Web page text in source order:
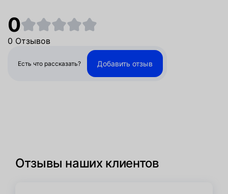
0
0 Отзывов
Есть что рассказать? Добавить отзыв
Отзывы наших клиентов